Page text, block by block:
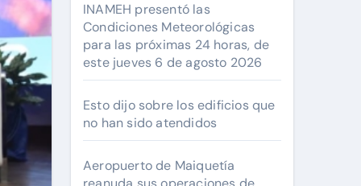
INAMEH presentó las
Condiciones Meteorológicas
para las próximas 24 horas, de
este jueves 6 de agosto 2026
Esto dijo sobre los edificios que
no han sido atendidos
Aeropuerto de Maiquetía